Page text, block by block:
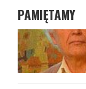
PAMIĘTAMY